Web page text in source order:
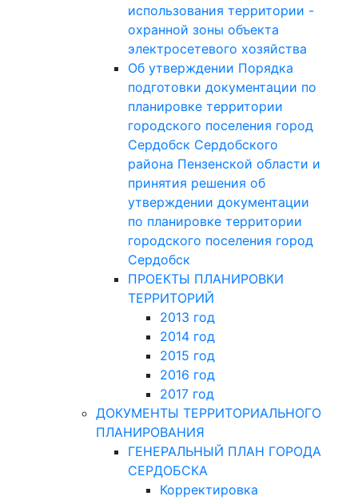
использования территории -
охранной зоны объекта
электросетевого хозяйства
Об утверждении Порядка
подготовки документации по
планировке территории
городского поселения город
Сердобск Сердобского
района Пензенской области и
принятия решения об
утверждении документации
по планировке территории
городского поселения город
Сердобск
ПРОЕКТЫ ПЛАНИРОВКИ
ТЕРРИТОРИЙ
2013 год
2014 год
2015 год
2016 год
2017 год
ДОКУМЕНТЫ ТЕРРИТОРИАЛЬНОГО
ПЛАНИРОВАНИЯ
ГЕНЕРАЛЬНЫЙ ПЛАН ГОРОДА
СЕРДОБСКА
Корректировка